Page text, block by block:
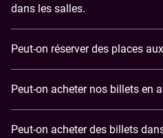
dans les salles.
Peut-on réserver des places
Peut-on acheter nos billets en
Peut-on acheter des billets